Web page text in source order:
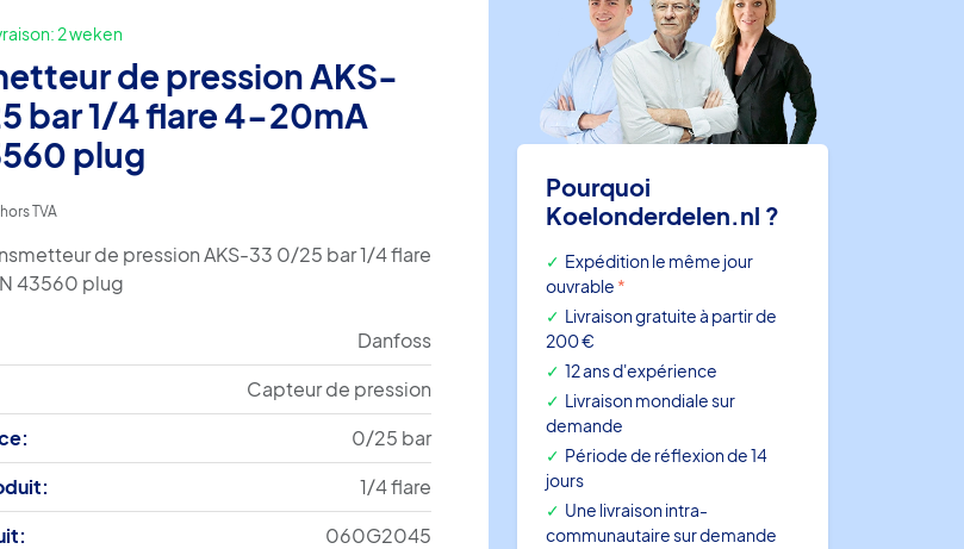
2 weken
de pression AKS-
bar 1/4 flare 4-20mA
plug
hors TVA
de pression AKS-33 0/25 bar 1/4 flare
43560 plug
Danfoss
Capteur de pression
0/25 bar
1/4 flare
060G2045
Pourquoi
Koelonderdelen.nl ?
Expédition le même jour
ouvrable *
Livraison gratuite à partir de
200 €
12 ans d'expérience
Livraison mondiale sur
demande
Période de réflexion de 14
jours
Une livraison intra-
communautaire sur demande